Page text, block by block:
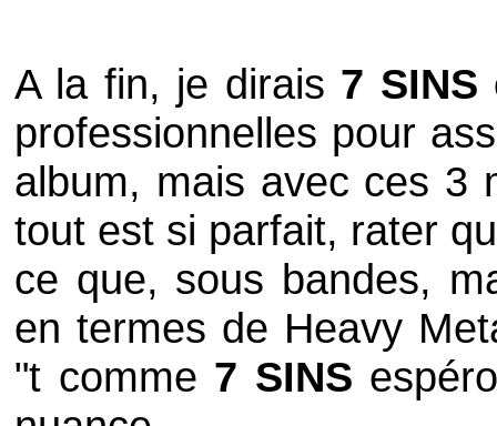
A la fin, je dirais 7
professionnelles pour
album, mais avec ces 3
tout est si parfait, rater
ce que, sous bandes,
en termes de Heavy
"t comme 7 SINS